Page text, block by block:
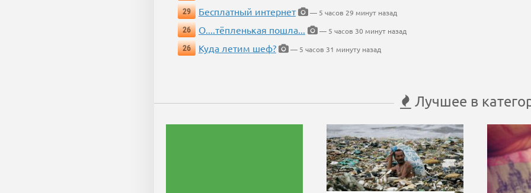
29
Бесплатный интернет
— 5 часов 29 минут назад
26
О....тёпленькая пошла...
— 5 часов 30 минут назад
26
Куда летим шеф? — 5 часов 31 минуту назад
Лучшее в